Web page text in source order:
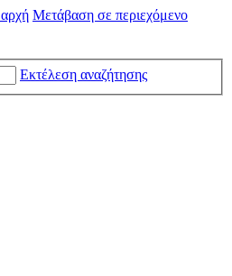
αρχή Μετάβαση σε περιεχόμενο
Εκτέλεση αναζήτησης